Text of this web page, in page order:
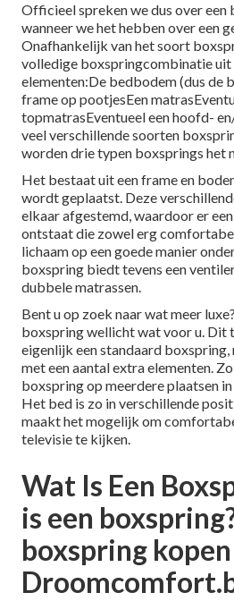
Officieel spreken we dus over een
wanneer we het hebben over een
Onafhankelijk van het soort
volledige boxspringcombinatie uit
elementen:De bedbodem (dus de
frame op pootjesEen
topmatrasEventueel een hoofd-
veel verschillende soorten
worden drie typen boxsprings het
Het bestaat uit een frame en
wordt geplaatst. Deze
elkaar afgestemd, waardoor er
ontstaat die zowel erg
lichaam op een goede manier
boxspring biedt tevens een
dubbele matrassen.
Bent u op zoek naar wat meer
boxspring wellicht wat voor u. Dit
eigenlijk een standaard boxspring,
met een aantal extra elementen.
boxspring op meerdere plaatsen
Het bed is zo in verschillende
maakt het mogelijk om
televisie te kijken.
Wat Is Een
is een
boxspring